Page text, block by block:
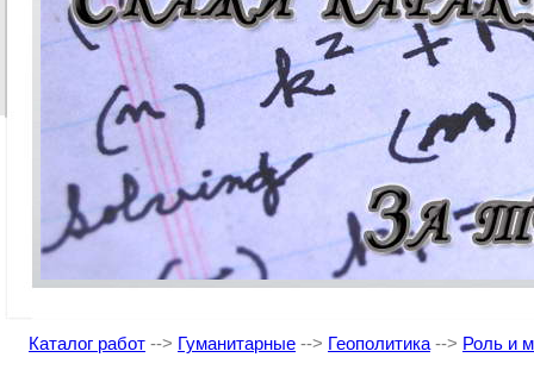
Каталог работ --> Гуманитарные --> Геополитика --> Роль и